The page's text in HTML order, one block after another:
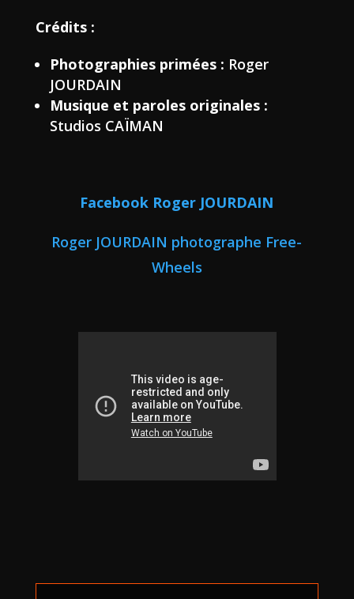
Crédits :
Photographies primées : Roger
JOURDAIN
Musique et paroles originales :
Studios CAÏMAN
Facebook Roger JOURDAIN
Roger JOURDAIN photographe Free-
Wheels